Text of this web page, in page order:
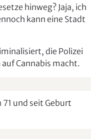
hinweg? Jaja, ich
kann eine Stadt
die Polizei
Cannabis macht.
und seit Geburt